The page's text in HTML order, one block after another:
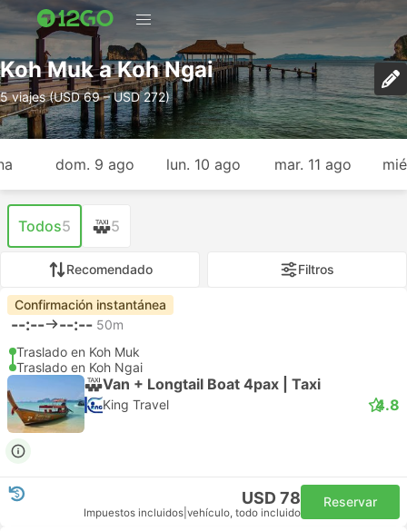
Koh Muk a Koh Ngai
5 viajes (USD 69 – USD 272)
dom. 9 ago lun. 10 ago mar. 11 ago
Todos5 5
Recomendado Filtros
Confirmación instantánea
--:-- --:-- 50m
Traslado en Koh Muk
Traslado en Koh Ngai
Van + Longtail Boat 4pax | Taxi
King Travel 4.8
USD 78
Impuestos incluidos vehículo, todo incluido
Reservar